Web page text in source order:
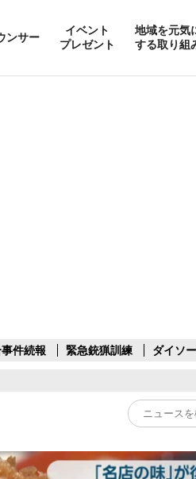
ンサー
イベント
プレゼント
地域を元気
する取り組
件続報 緊急銃猟訓練 ダイソ